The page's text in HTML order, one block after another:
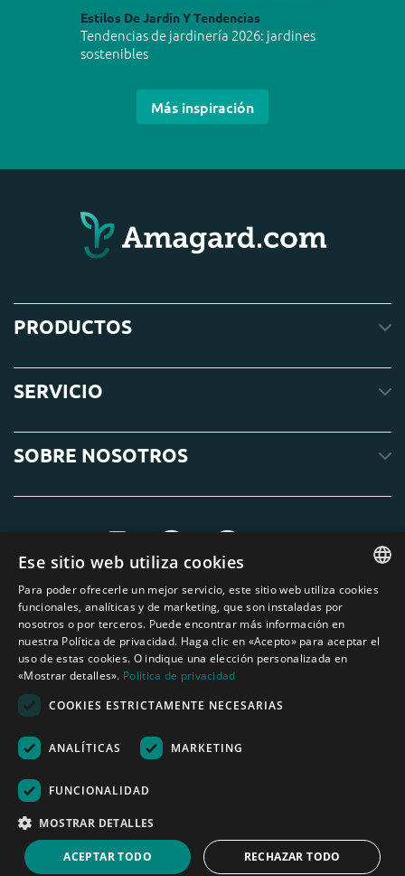
Estilos De Jardín Y Tendencias
Tendencias de jardinería 2026: jardines
sostenibles
Más inspiración
PRODUCTOS
SERVICIO
SOBRE NOSOTROS
Ninguno de los textos o fotos de esta página web pueden ser utilizados sin
Nederland|Deutschland
DUTCH
GERMAN
Ese sitio web utiliza cookies
Para poder ofrecerle un mejor servicio, este sitio web utiliza cookies
funcionales, analíticas y de marketing, que son instaladas por
nosotros o por terceros. Puede encontrar más información en
nuestra Política de privacidad. Haga clic en «Acepto» para aceptar el
uso de estas cookies. O indique una elección personalizada en
«Mostrar detalles». Política de privacidad
COOKIES ESTRICTAMENTE NECESARIAS
ANALÍTICAS MARKETING
FUNCIONALIDAD
MOSTRAR DETALLES
ACEPTAR TODO RECHAZAR TODO